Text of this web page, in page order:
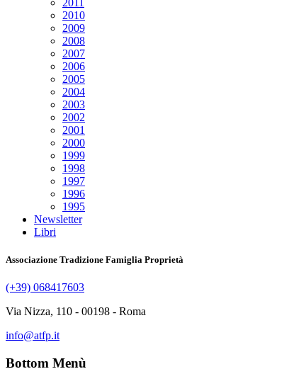
2011
2010
2009
2008
2007
2006
2005
2004
2003
2002
2001
2000
1999
1998
1997
1996
1995
Newsletter
Libri
Associazione Tradizione Famiglia Proprietà
(+39) 068417603
Via Nizza, 110 - 00198 - Roma
info@atfp.it
Bottom Menù